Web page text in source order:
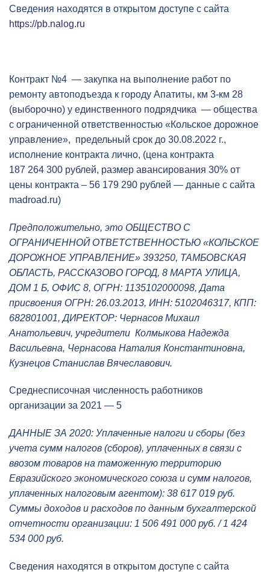
Сведения находятся в открытом доступе с сайта
https://pb.nalog.ru
Контракт №4 — закупка на выполнение работ по
ремонту автоподъезда к городу Апатиты, км 3-км 28
(выборочно) у единственного подрядчика — общества
с ограниченной ответственностью «Кольское дорожное
управление», предельный срок до 30.08.2022 г.,
исполнение контракта лично, (цена контракта
187 264 300 рублей, размер авансирования 30% от
цены контракта – 56 179 290 рублей — данные с сайта
madroad.ru)
Предположительно, это ОБЩЕСТВО С
ОГРАНИЧЕННОЙ ОТВЕТСТВЕННОСТЬЮ «КОЛЬСКОЕ
ДОРОЖНОЕ УПРАВЛЕНИЕ» 393250, ТАМБОВСКАЯ
ОБЛАСТЬ, РАССКАЗОВО ГОРОД, 8 МАРТА УЛИЦА,
ДОМ 1 Б, ОФИС 8, ОГРН: 1135102000098, Дата
присвоения ОГРН: 26.03.2013, ИНН: 5102046317, КПП:
682801001, ДИРЕКТОР: Чернасов Михаил
Анатольевич, учредители Колмыкова Надежда
Васильевна, Чернасова Наталия Константиновна,
Кузнецов Станислав Вячеславович.
Среднесписочная численность работников
организации за 2021 — 5
ДАННЫЕ ЗА 2020: Уплаченные налоги и сборы (без
учета сумм налогов (сборов), уплаченных в связи с
ввозом товаров на таможенную территорию
Евразийского экономического союза и сумм налогов,
уплаченных налоговым агентом): 38 617 019 руб.
Суммы доходов и расходов по данным бухгалтерской
отчетности организации: 1 506 491 000 руб. / 1 424
534 000 руб.
Сведения находятся в открытом доступе с сайта